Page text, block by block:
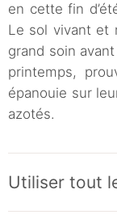
en cette fin
Le sol vivant et
grand soin
printemps,
épanouie sur
azotés.
Utiliser tout